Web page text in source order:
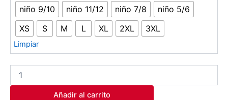
niño 9/10 niño 11/12 niño 7/8
niño 5/6
XS
S M L XL 2XL 3XL
Limpiar
Añadir al carrito